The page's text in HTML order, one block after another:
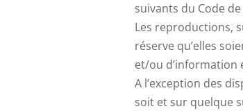
suivants du Code
Les reproductions,
réserve qu’elles
et/ou d’information
A l’exception des
soit et sur quelque